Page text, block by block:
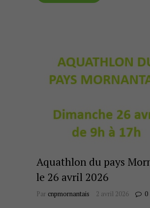
Aquathlon du pays
le 26 avril 2026
Par cnpmornantais 2 avril 2026 0